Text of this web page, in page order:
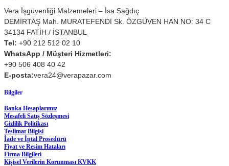
Vera İşgüvenliği Malzemeleri – İsa Sağdıç
DEMİRTAŞ Mah. MURATEFENDİ Sk. ÖZGÜVEN HAN NO: 34 C
34134 FATİH / İSTANBUL
Tel: +90 212 512 02 10
WhatsApp / Müşteri Hizmetleri:
+90 506 408 40 42
E-posta:vera24@verapazar.com
Bilgiler
Banka Hesaplarımız
Mesafeli Satış Sözleşmesi
Gizlilik Politikası
Teslimat Bilgisi
İade ve İptal Prosedürü
Fiyat ve Resim Hataları
Firma Bilgileri
Kişisel Verilerin Korunması KVKK